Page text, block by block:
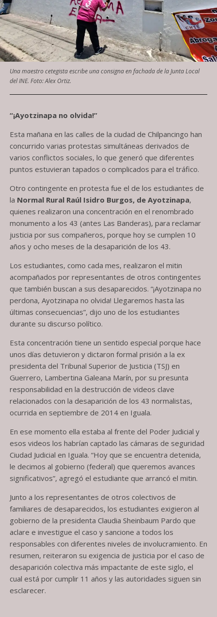
Una maestro cetegista escribe una consigna en fachada de la Junta Local
del INE. Foto: Alex Ortiz.
“¡Ayotzinapa no olvida!”
Esta mañana en las calles de la ciudad de Chilpancingo han
concurrido varias protestas simultáneas derivados de
varios conflictos sociales, lo que generó que diferentes
puntos estuvieran tapados o complicados para el tráfico.
Otro contingente en protesta fue el de los estudiantes de
la Normal Rural Raúl Isidro Burgos, de Ayotzinapa,
quienes realizaron una concentración en el renombrado
monumento a los 43 (antes Las Banderas), para reclamar
justicia por sus compañeros, porque hoy se cumplen 10
años y ocho meses de la desaparición de los 43.
Los estudiantes, como cada mes, realizaron el mitin
acompañados por representantes de otros contingentes
que también buscan a sus desaparecidos. “¡Ayotzinapa no
perdona, Ayotzinapa no olvida! Llegaremos hasta las
últimas consecuencias”, dijo uno de los estudiantes
durante su discurso político.
Esta concentración tiene un sentido especial porque hace
unos días detuvieron y dictaron formal prisión a la ex
presidenta del Tribunal Superior de Justicia (TSJ) en
Guerrero, Lambertina Galeana Marín, por su presunta
responsabilidad en la destrucción de videos clave
relacionados con la desaparición de los 43 normalistas,
ocurrida en septiembre de 2014 en Iguala.
En ese momento ella estaba al frente del Poder Judicial y
esos videos los habrían captado las cámaras de seguridad
Ciudad Judicial en Iguala. “Hoy que se encuentra detenida,
le decimos al gobierno (federal) que queremos avances
significativos”, agregó el estudiante que arrancó el mitin.
Junto a los representantes de otros colectivos de
familiares de desaparecidos, los estudiantes exigieron al
gobierno de la presidenta Claudia Sheinbaum Pardo que
aclare e investigue el caso y sancione a todos los
responsables con diferentes niveles de involucramiento. En
resumen, reiteraron su exigencia de justicia por el caso de
desaparición colectiva más impactante de este siglo, el
cual está por cumplir 11 años y las autoridades siguen sin
esclarecer.